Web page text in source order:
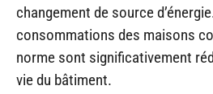
changement de source
consommations des maisons
norme sont significativement
vie du bâtiment.